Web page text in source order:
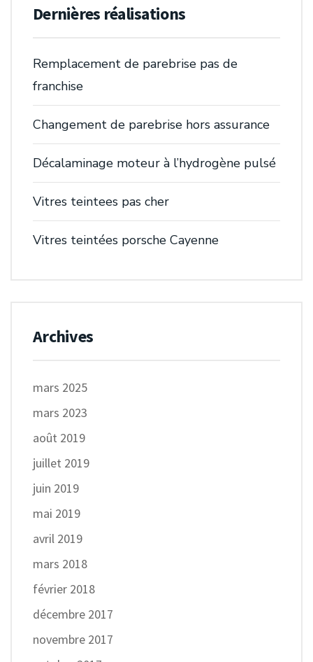
Dernières réalisations
Remplacement de parebrise pas de
franchise
Changement de parebrise hors assurance
Décalaminage moteur à l’hydrogène pulsé
Vitres teintees pas cher
Vitres teintées porsche Cayenne
Archives
mars 2025
mars 2023
août 2019
juillet 2019
juin 2019
mai 2019
avril 2019
mars 2018
février 2018
décembre 2017
novembre 2017